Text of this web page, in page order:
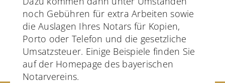
noch Gebühren für extra Arbeiten sowie
die Auslagen Ihres Notars für Kopien,
Porto oder Telefon und die gesetzliche
Umsatzsteuer. Einige Beispiele finden Sie
auf der Homepage des bayerischen
Notarvereins.